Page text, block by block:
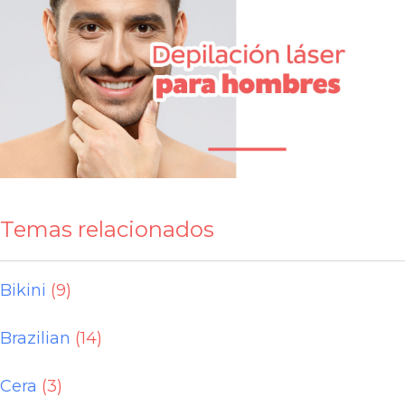
Temas relacionados
Bikini (9)
Brazilian (14)
Cera (3)